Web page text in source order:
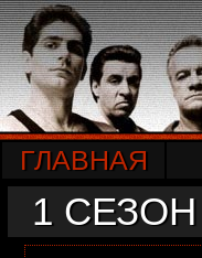
ГЛАВНАЯ
1 СЕЗОН